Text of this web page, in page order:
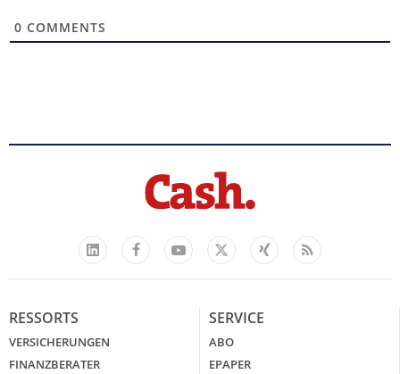
0 COMMENTS
LinkedIn
FacebookYouTube
X
Xing Feed
RESSORTS
VERSICHERUNGEN
FINANZBERATER
SERVICE
ABO
EPAPER